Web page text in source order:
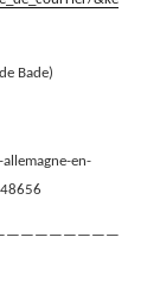
Bade)
en-